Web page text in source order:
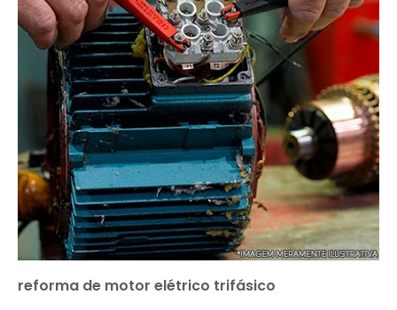
reforma de motor elétrico trifásico